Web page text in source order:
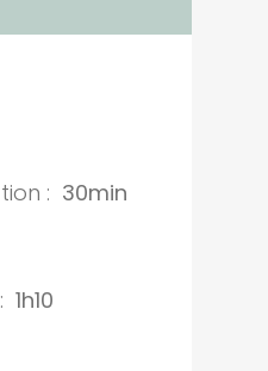
: 30min
1h10